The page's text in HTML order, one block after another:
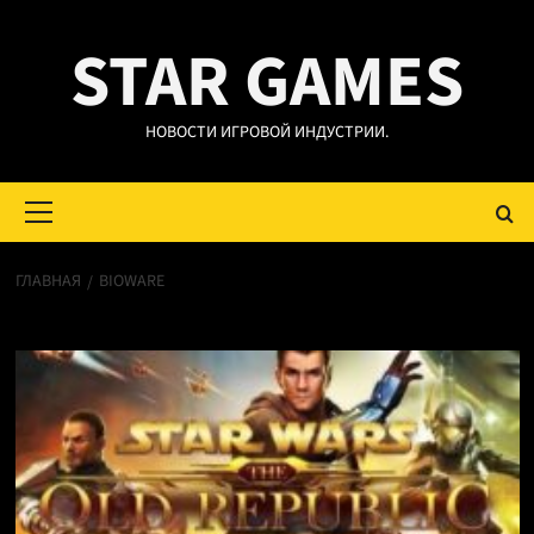
содержимомуSTAR GAMES
НОВОСТИ ИГРОВОЙ ИНДУСТРИИ.
меню
ГЛАВНАЯ BIOWARE